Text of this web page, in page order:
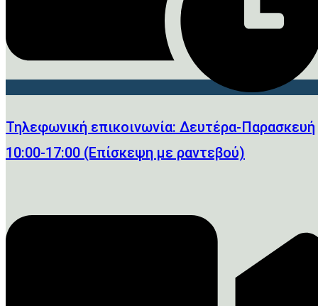
Τηλεφωνική επικοινωνία: Δευτέρα-Παρασκευή
10:00-17:00 (Επίσκεψη με ραντεβού)